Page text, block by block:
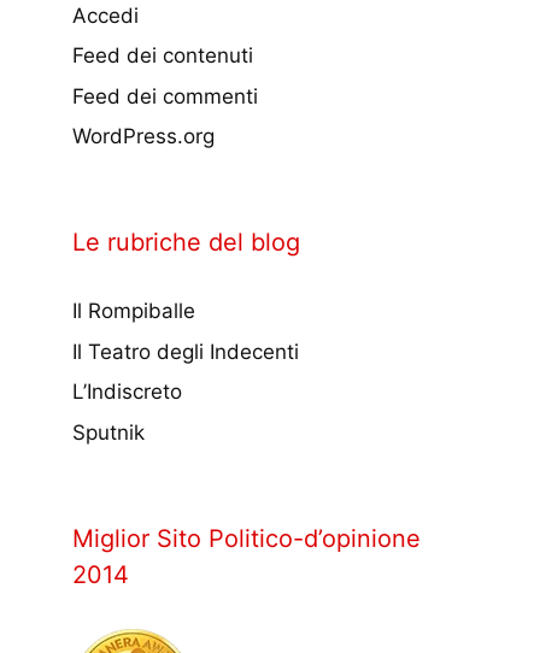
Accedi
Feed dei contenuti
Feed dei commenti
WordPress.org
Le rubriche del blog
Il Rompiballe
Il Teatro degli Indecenti
L’Indiscreto
Sputnik
Miglior Sito Politico-d’opinione
2014